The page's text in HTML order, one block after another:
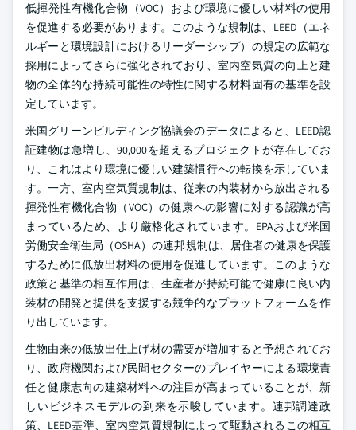
低揮発性有機化合物（VOC）および環境に優しい材料の使用
を促進する必要があります。このような規制は、LEED（エネ
ルギーと環境設計におけるリーダーシップ）の規定の広範な
採用によってさらに強化されており、室内空気質の向上と建
物の全体的な持続可能性の特性に関する材料固有の基準を設
定しています。
米国グリーンビルディング協議会のデータによると、LEED認
証建物は急増し、90,000を超えるプロジェクトが存在してお
り、これはより環境に優しい建築慣行への転換を示していま
す。一方、室内空気質規制は、従来の内装材から放出される
揮発性有機化合物（VOC）の健康への影響に対する認識が高
まっているため、より厳格化されています。EPAおよび米国
労働安全衛生局（OSHA）の連邦規制は、居住者の健康を保護
するために低放出材料の使用を促進しています。このような
政策と基準の相互作用は、生産者が持続可能で健康に良い内
装材の開発と提供を支援する競争的なプラットフォームを作
り出しています。
生物由来の低放出仕上げ材の需要が増加すると予想されてお
り、政府機関および民間セクターのプレイヤーによる環境責
任と健康志向の建築材料への注目が高まっていることが、新
しいビジネスモデルの到来を示唆しています。連邦調達政
策、LEED基準、室内空気質規制によって駆動されるこの相互